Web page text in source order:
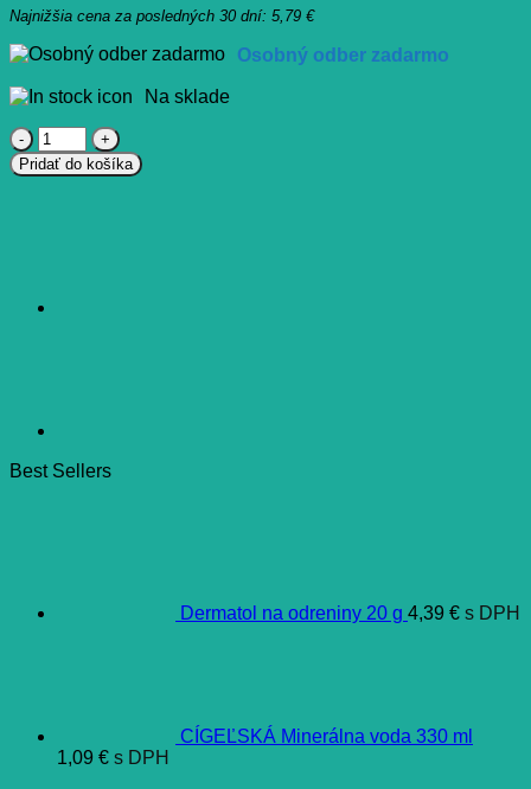
bola: je:
Najnižšia cena za posledných 30 dní: 5,79 €
Osobný odber zadarmo
Na sklade
množstvo
SUDOCREM
MULTI-
Pridať do košíka
Best Sellers
Dermatol na odreniny 20 g 4,39 € s DPH
CÍGEĽSKÁ Minerálna voda 330 ml
1,09 € s DPH